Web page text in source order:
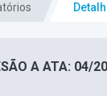
A ATA: 04/